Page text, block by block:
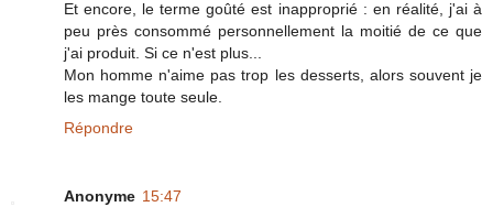
Et encore, le terme goûté est inapproprié : en réalité, j'ai à
peu près consommé personnellement la moitié de ce que
j'ai produit. Si ce n'est plus...
Mon homme n'aime pas trop les desserts, alors souvent je
les mange toute seule.
Répondre
Anonyme 15:47